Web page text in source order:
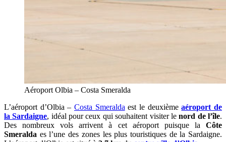
Aéroport Olbia – Costa Smeralda
L’aéroport d’Olbia – Costa Smeralda est le deuxièmeaéroport de
la Sardaigne, idéal pour ceux qui souhaitent visiter lenord de l’île.
Des nombreux vols arrivent à cet aéroport puisque la Côte
Smeralda es l’une des zones les plus touristiques de la Sardaigne.